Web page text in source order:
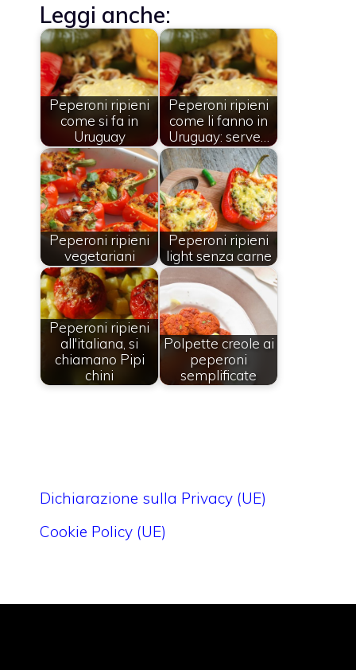
Leggi anche:
Peperoni ripieni
come si fa in
Uruguay
Peperoni ripieni
come li fanno in
Uruguay: serve…
Peperoni ripieni
vegetariani
Peperoni ripieni
light senza carne
Peperoni ripieni
all'italiana, si
chiamano Pipi
chini
Polpette creole ai
peperoni
semplificate
Dichiarazione sulla Privacy (UE)
Cookie Policy (UE)